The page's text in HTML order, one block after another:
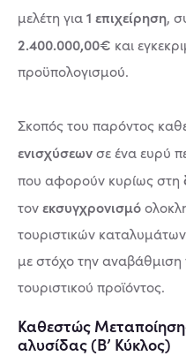
μελέτη για1 επιχείρηση,
2.400.000,00€ και
προϋπολογισμού.
Σκοπός του παρόντος
ενισχύσεωνσε ένα ευρύ
που αφορούν κυρίως στη
τονεκσυγχρονισμό
τουριστικών
με στόχο την αναβάθμιση
τουριστικού προϊόντος.
Καθεστώς
αλυσίδας (Β’ Κύκλος)